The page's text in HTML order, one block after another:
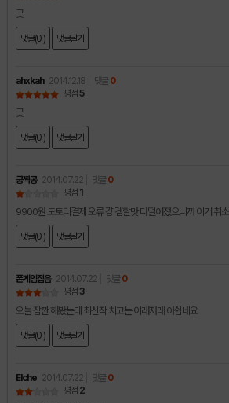
굿
댓글(0 ) 댓글달기
ahxkah 2014.12.18 댓글 0
평점 5
굿
댓글(0 ) 댓글달기
쿵짝콩 2014.07.22 댓글 0
평점 1
9900원 도토리결제 오류 걍 겜할맛 다떨어졌으니까 이거 취
댓글(0 ) 댓글달기
폰게임접음 2014.07.22 댓글 0
평점 3
오늘 잠깐 해봤는데 최신작 치고는 이래저래 아쉽네요
댓글(0 ) 댓글달기
Elche 2014.07.22 댓글 0
평점 2